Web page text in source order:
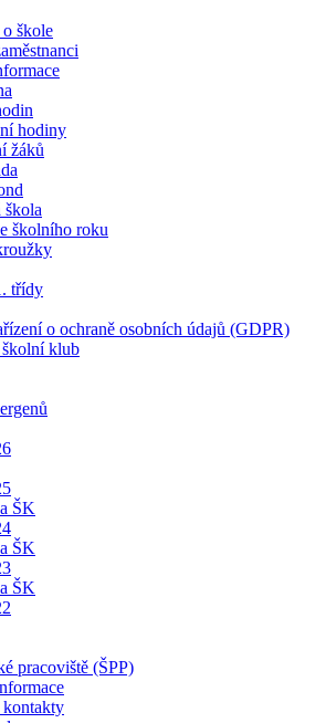
škole
hodiny
žáků
škola
školního roku
třídy
o ochraně osobních údajů (GDPR)
klub
ŠK
ŠK
ŠK
pracoviště (ŠPP)
kontakty